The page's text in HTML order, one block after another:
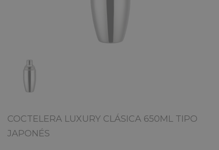
COCTELERA LUXURY CLÁSICA 650ML TIPO
JAPONÉS